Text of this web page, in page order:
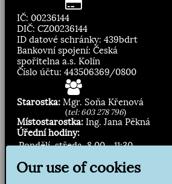
IČ: 00236144
DIČ: CZ00236144
ID datové schránky: 439bdrt
Bankovní spojení: Česká
spořitelna a.s. Kolín
Číslo účtu: 443506369/0800
Starostka: Mgr. Soňa Křenová
(tel: 603 278 796)
Místostarostka: Ing. Jana Pěkná
Úřední hodiny:
Pondělí, středa 8.00 - 11:30
13:00 - 16:30
Our use of cookies